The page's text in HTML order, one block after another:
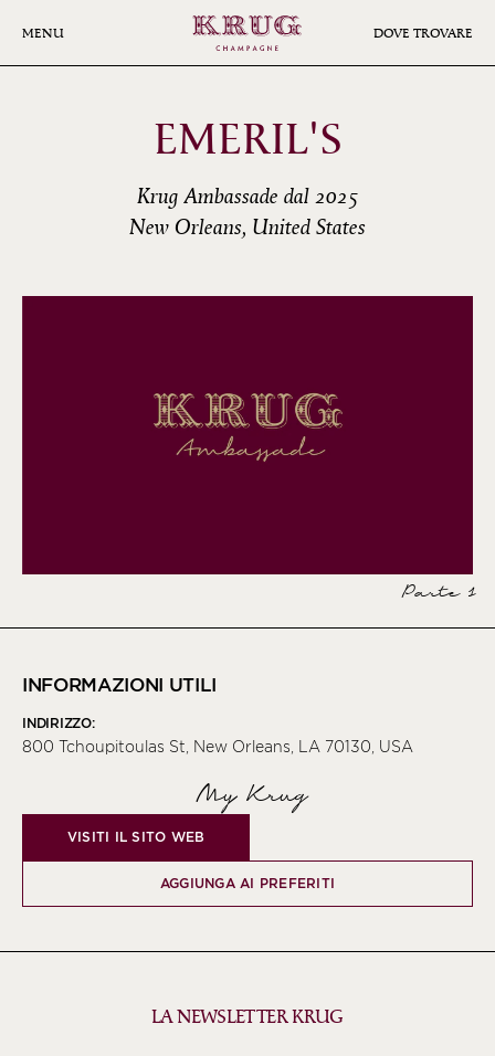
MENU DOVE TROVARE
EMERIL'S
Krug Ambassade dal 2025
New Orleans, United States
Parte 1
INFORMAZIONI UTILI
INDIRIZZO:
800 Tchoupitoulas St, New Orleans, LA 70130, USA
My Krug
VISITI IL SITO WEB
AGGIUNGA AI PREFERITI
LA NEWSLETTER KRUG